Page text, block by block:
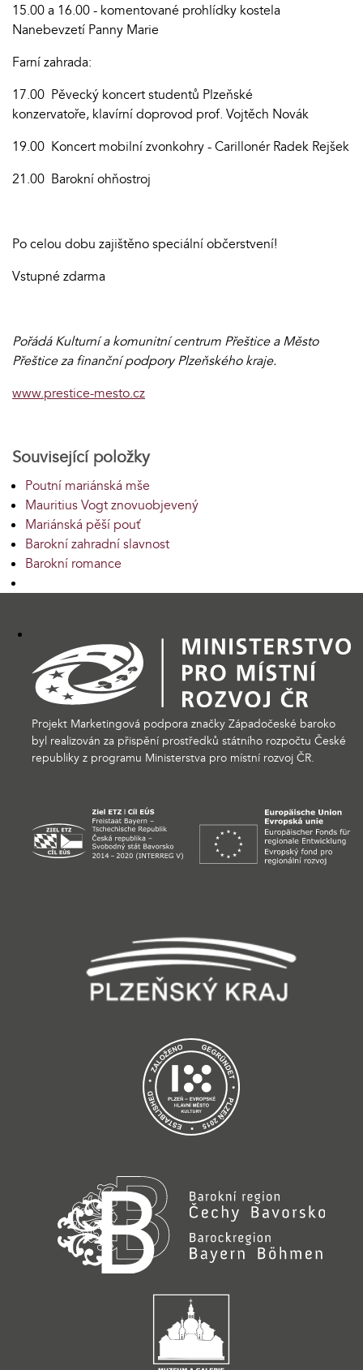
15.00 a 16.00 - komentované prohlídky kostela
Nanebevzetí Panny Marie
Farní zahrada:
17.00 Pěvecký koncert studentů Plzeňské
konzervatoře, klavírní doprovod prof. Vojtěch Novák
19.00 Koncert mobilní zvonkohry - Carillonér Radek Rejšek
21.00 Barokní ohňostroj
Po celou dobu zajištěno speciální občerstvení!
Vstupné zdarma
Pořádá Kulturní a komunitní centrum Přeštice a Město
Přeštice za finanční podpory Plzeňského kraje.
www.prestice-mesto.cz
Související položky
Poutní mariánská mše
Mauritius Vogt znovuobjevený
Mariánská pěší pouť
Barokní zahradní slavnost
Barokní romance
Projekt Marketingová podpora značky Západočeské baroko
byl realizován za přispění prostředků státního rozpočtu České
republiky z programu Ministerstva pro místní rozvoj ČR.